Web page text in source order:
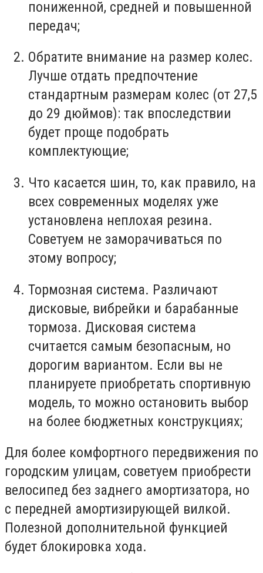
пониженной, средней и повышенной
передач;
Обратите внимание на размер колес.
Лучше отдать предпочтение
стандартным размерам колес (от 27,5
до 29 дюймов): так впоследствии
будет проще подобрать
комплектующие;
Что касается шин, то, как правило, на
всех современных моделях уже
установлена неплохая резина.
Советуем не заморачиваться по
этому вопросу;
Тормозная система. Различают
дисковые, вибрейки и барабанные
тормоза. Дисковая система
считается самым безопасным, но
дорогим вариантом. Если вы не
планируете приобретать спортивную
модель, то можно остановить выбор
на более бюджетных конструкциях;
Для более комфортного передвижения по
городским улицам, советуем приобрести
велосипед без заднего амортизатора, но
с передней амортизирующей вилкой.
Полезной дополнительной функцией
будет блокировка хода.